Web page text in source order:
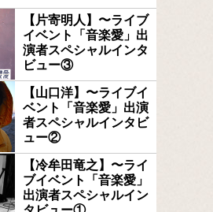
【片寄明人】〜ライブ
イベント「音楽愛」出
演者スペシャルインタ
ビュー③
【山口洋】〜ライブイ
ベント「音楽愛」出演
者スペシャルインタビ
ュー②
【冷牟田竜之】〜ライ
ブイベント「音楽愛」
出演者スペシャルイン